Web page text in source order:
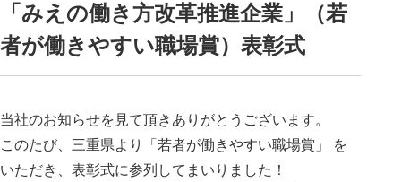
「みえの働き方改革推進企業」（若
者が働きやすい職場賞）表彰式
当社のお知らせを見て頂きありがとうございます。
このたび、三重県より「若者が働きやすい職場賞」 を
いただき、表彰式に参列してまいりました！